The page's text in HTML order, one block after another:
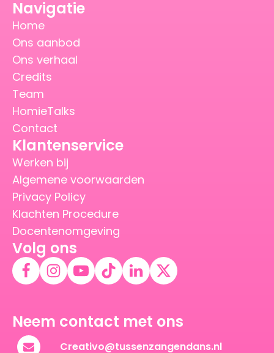
Navigatie
Home
Ons aanbod
Ons verhaal
Credits
Team
HomieTalks
Contact
Klantenservice
Werken bij
Algemene voorwaarden
Privacy Policy
Klachten Procedure
Docentenomgeving
Volg ons
Neem contact met ons
Creativo@tussenzangendans.nl